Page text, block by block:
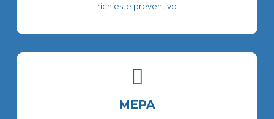
richieste preventivo
MEPA